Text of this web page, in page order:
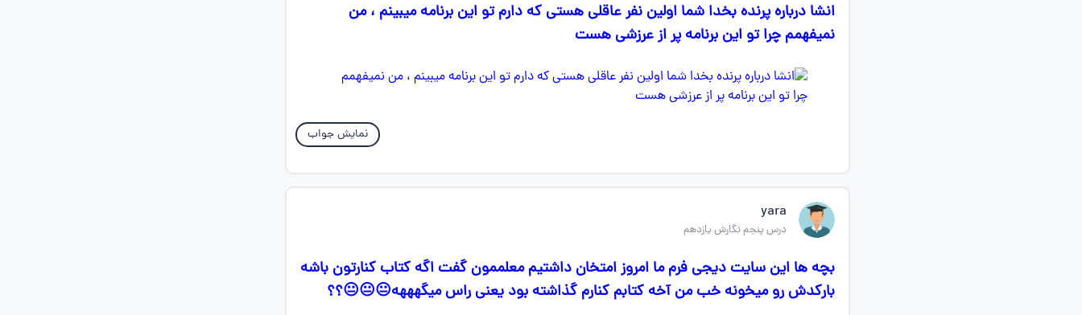
انشا درباره پرنده بخدا شما اولین نفر عاقلی هستی که دارم تو این برنامه میبینم ، من
نمیفهمم چرا تو این برنامه پر از عرزشی هست
نمایش جواب
yara
درس پنجم نگارش یازدهم
بچه ها این سایت دیجی فرم ما امروز امتخان داشتیم معلممون گفت اگه کتاب کنارتون باشه
بارکدش رو میخونه خب من آخه کتابم کنارم گذاشته بود یعنی راس میگهههه😐😐😐؟؟